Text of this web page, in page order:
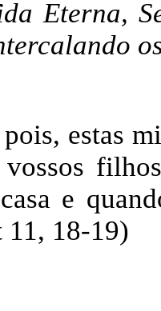
Eterna,
estas
e
18-19)